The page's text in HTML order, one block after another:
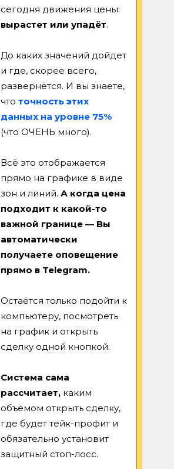
сегодня движения цены:
вырастет или упадёт.
До каких значений дойдет
и где, скорее всего,
развернётся. И вы знаете,
что точность этих
данных на уровне 75%
(что ОЧЕНЬ много).
Всё это отображается
прямо на графике в виде
зон и линий. А когда цена
подходит к какой-то
важной границе — Вы
автоматически
получаете оповещение
прямо в Telegram.
Остаётся только подойти к
компьютеру, посмотреть
на график и открыть
сделку одной кнопкой.
Система сама
рассчитает, каким
объёмом открыть сделку,
где будет тейк-профит и
обязательно установит
защитный стоп-лосс.